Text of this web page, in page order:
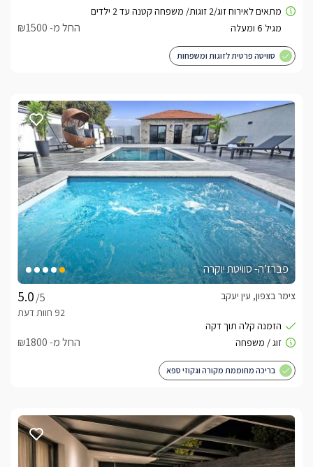
החל מ- ₪1500
סוויטה פרטית לזוגות ומשפחות
פברז’ה- סוויטת יוקרה
/5
צימר בצפון, עין יעקב
החל מ- ₪1800
בריכה מחוממת מקורה וגקוזי ספא